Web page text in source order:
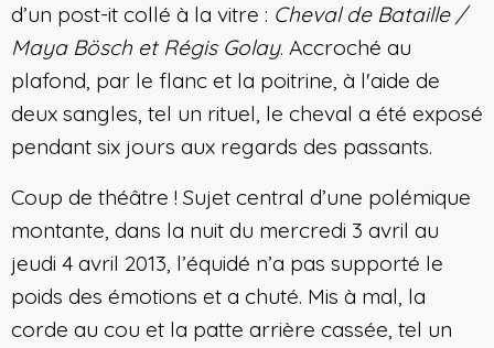
d’un post-it collé à la vitre : Cheval de Bataille /
Maya Bösch et Régis Golay. Accroché au
plafond, par le flanc et la poitrine, à l'aide de
deux sangles, tel un rituel, le cheval a été exposé
pendant six jours aux regards des passants.
Coup de théâtre ! Sujet central d’une polémique
montante, dans la nuit du mercredi 3 avril au
jeudi 4 avril 2013, l’équidé n’a pas supporté le
poids des émotions et a chuté. Mis à mal, la
corde au cou et la patte arrière cassée, tel un